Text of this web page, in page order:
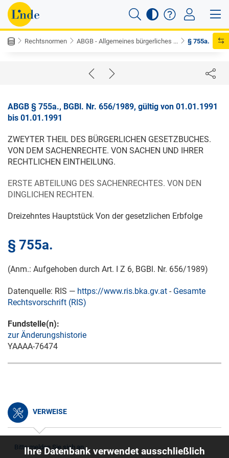
Rechtsnormen ABGB - Allgemeines bürgerliches ... § 755a.
ABGB § 755a., BGBl. Nr. 656/1989, gültig von 01.01.1991
bis 01.01.1991
ZWEYTER THEIL DES BÜRGERLICHEN GESETZBUCHES.
VON DEM SACHENRECHTE. VON SACHEN UND IHRER
RECHTLICHEN EINTHEILUNG.
ERSTE ABTEILUNG DES SACHENRECHTES. VON DEN
DINGLICHEN RECHTEN.
Dreizehntes Hauptstück Von der gesetzlichen Erbfolge
§ 755a.
(Anm.: Aufgehoben durch Art. I Z 6, BGBl. Nr. 656/1989)
Datenquelle: RIS — https://www.ris.bka.gv.at - Gesamte
Rechtsvorschrift (RIS)
Fundstelle(n):
zur Änderungshistorie
YAAAA-76474
VERWEISE
Bitte melden Sie sich an.
Ihre Datenbank verwendet ausschließlich